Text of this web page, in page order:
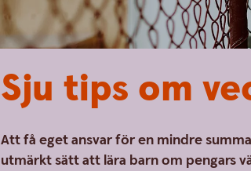
Sju tips om
Att få eget ansvar för en mindre
utmärkt sätt att lära barn om pengars